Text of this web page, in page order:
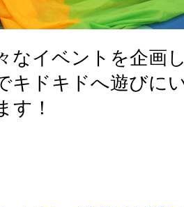
なイベントを企画
キドキドへ遊びに
す！